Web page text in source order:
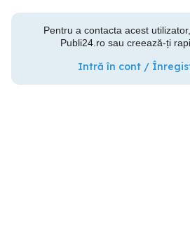
Pentru a contacta acest
Publi24.ro sau creează-ți
Intră în cont /